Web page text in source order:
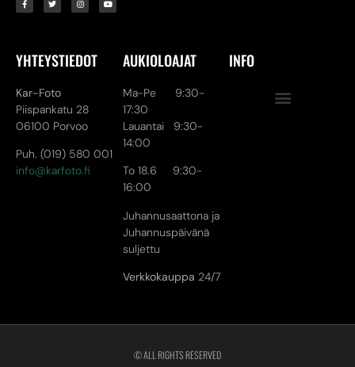
YHTEYSTIEDOT
Kar-Foto
Piispankatu 28
06100 Porvoo
Puh. (019) 580 001
info@karfoto.fi
AUKIOLOAJAT
Ma-Pe 9:30-
17:30
Lauantai 9:30-
14:00
To 18.6 9:30-
16:00
Juhannusaattona ja
Juhannuspäivänä
suljettu
Verkkokauppa 24/7
INFO
© ALL RIGHTS RESERVED